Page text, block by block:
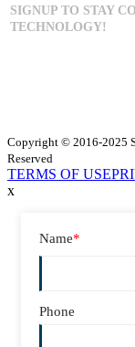
Copyright © 2016-2025
Reserved
TERMS OF USE
x
Name*
Phone